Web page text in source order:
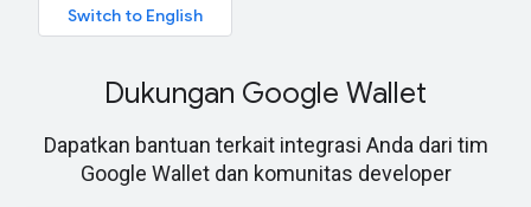
Dukungan Google Wallet
Dapatkan bantuan terkait integrasi Anda dari tim
Google Wallet dan komunitas developer